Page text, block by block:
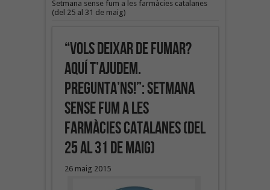
Setmana sense fum a les farmàcies catalanes
(del 25 al 31 de maig)
“Vols deixar de fumar?
Aquí t’ajudem.
Pregunta’ns!”: Setmana
sense fum a les
farmàcies catalanes (del
25 al 31 de maig)
26 maig 2015